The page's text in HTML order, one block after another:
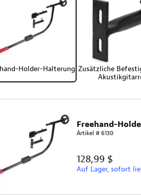
Holder-Halterung Zusätzliche
Freehand-
Artikel # 6130
128,99 $
Auf Lager, sofort